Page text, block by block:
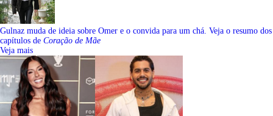
Gulnaz muda de ideia sobre Omer e o convida para um chá. Veja o resumo dos
capítulos de Coração de Mãe
Veja mais